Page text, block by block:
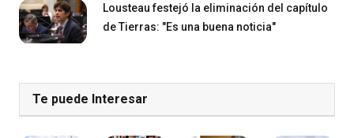
Lousteau festejó la eliminación del capítulo
de Tierras: "Es una buena noticia"
Te puede Interesar